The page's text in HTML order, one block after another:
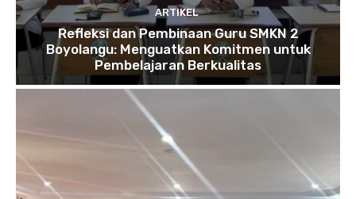
ARTIKEL
Refleksi dan Pembinaan Guru SMKN 2
Boyolangu: Menguatkan Komitmen untuk
Pembelajaran Berkualitas